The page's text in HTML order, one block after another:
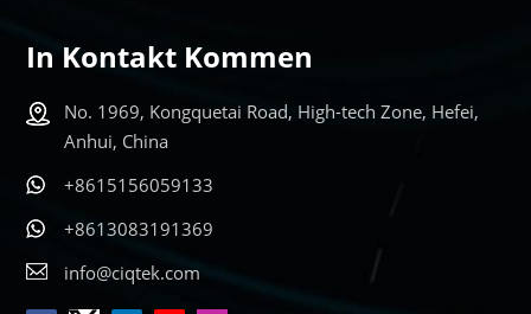
In Kontakt Kommen
No. 1969, Kongquetai Road, High-tech Zone, Hefei,
Anhui, China
+8615156059133
+8613083191369
info@ciqtek.com